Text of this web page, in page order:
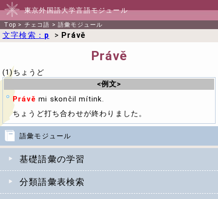
東京外国語大学言語モジュール
Top > チェコ語 >語彙モジュール
語彙モジュール
基礎語彙の学習
分類語彙表検索
文字検索： p > Právě
Právě
(1)ちょうど
<例文>
Právě mi skončil mítink.
ちょうど打ち合わせが終わりました。